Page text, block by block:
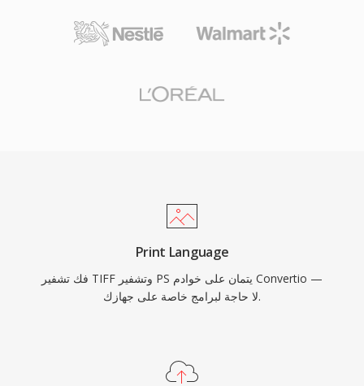
Print Language
فك تشفير TIFF وتشفير PS يتمان على خوادم Convertio —
لا حاجة لبرامج خاصة على جهازك.